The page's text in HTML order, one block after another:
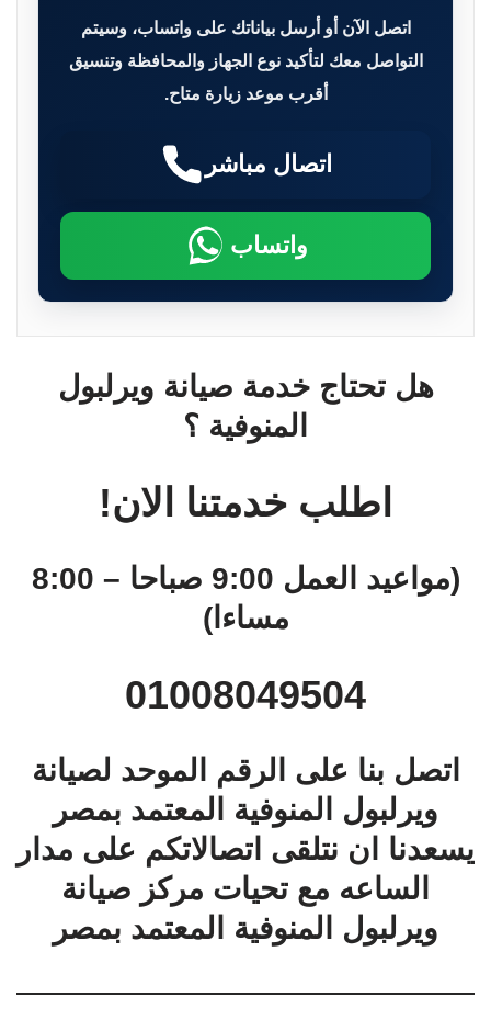
اتصل الآن أو أرسل بياناتك على واتساب، وسيتم
التواصل معك لتأكيد نوع الجهاز والمحافظة وتنسيق
أقرب موعد زيارة متاح.
اتصال مباشر
واتساب
هل تحتاج خدمة صيانة ويرلبول
المنوفية ؟
اطلب خدمتنا الان!
(مواعيد العمل 9:00 صباحا – 8:00
مساءا)
01008049504
اتصل بنا على الرقم الموحد لصيانة
ويرلبول المنوفية المعتمد بمصر
يسعدنا ان نتلقى اتصالاتكم على مدار
الساعه مع تحيات مركز صيانة
ويرلبول المنوفية المعتمد بمصر